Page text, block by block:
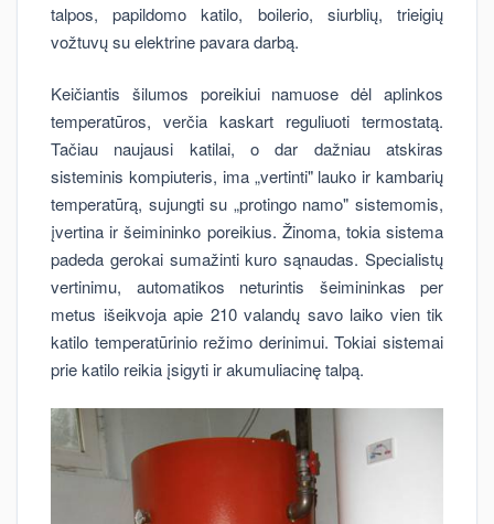
talpos, papildomo katilo, boilerio, siurblių, trieigių
vožtuvų su elektrine pavara darbą.
Keičiantis šilumos poreikiui namuose dėl aplinkos
temperatūros, verčia kaskart reguliuoti termostatą.
Tačiau naujausi katilai, o dar dažniau atskiras
sisteminis kompiuteris, ima „vertinti" lauko ir kambarių
temperatūrą, sujungti su „protingo namo" sistemomis,
įvertina ir šeimininko poreikius. Žinoma, tokia sistema
padeda gerokai sumažinti kuro sąnaudas. Specialistų
vertinimu, automatikos neturintis šeimininkas per
metus išeikvoja apie 210 valandų savo laiko vien tik
katilo temperatūrinio režimo derinimui. Tokiai sistemai
prie katilo reikia įsigyti ir akumuliacinę talpą.